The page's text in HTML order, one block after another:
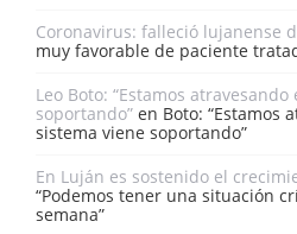
Coronavirus: falleció lujanense
muy favorable de paciente
Leo Boto: “Estamos
soportando” en Boto: “Estamos
sistema viene soportando”
En Luján es sostenido el
“Podemos tener una situación
semana”